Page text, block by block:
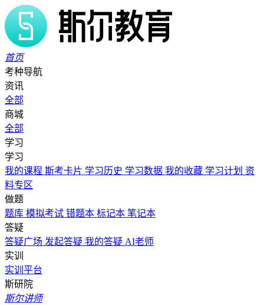
首页
考种导航
资讯
全部
商城
全部
学习
学习
我的课程 斯考卡片 学习历史 学习数据 我的收藏 学习计划 资
料专区
做题
题库 模拟考试 错题本 标记本 笔记本
答疑
答疑广场 发起答疑 我的答疑 AI老师
实训
实训平台
斯研院
斯尔讲师